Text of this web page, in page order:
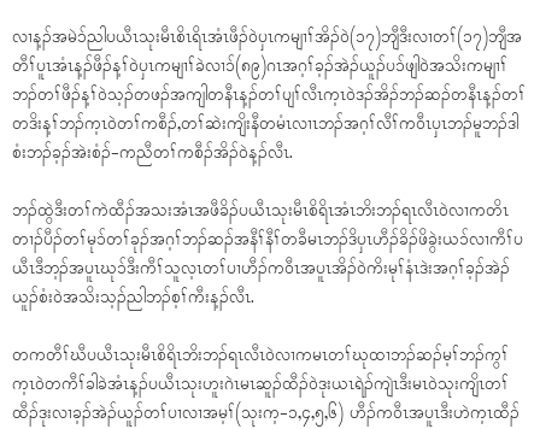
လၢန့ၣ်အမဲၥ်ညါပယီၤသုးမီၤစိၤရိၤအံၤဖီၣ်ဝဲပှၤကမျၢၢ်အိၣ်ဝဲ(၁၇)ဘျီဒီးလၢတၢ်(၁၇)ဘျီအ
တီၢ်ပူၤအံၤန့ၣ်ဖီၣ်န့ၢ်ဝဲပှၤကမျၢၢ်ခဲလၢၥ်(၈၉)ဂၤအဂ့ၢ်ခ့ၣ်အဲၣ်ယူၣ်ပၥ်ဖျါဝဲအသိးကမျၢၢ်
ဘၣ်တၢ်ဖီၣ်န့ၢ်ဝဲသ့ၣ်တဖၣ်အကျါတနီၤန့ၣ်တၢ်ပျၢ်လီၤက့ၤဝဲဒၣ်အိၣ်ဘၣ်ဆၣ်တနီၤန့ၣ်တၢ်
တဒိးန့ၢ်ဘၣ်က့ၤဝဲတၢ်ကစီၣ်,တၢ်ဆဲးကျိးနီတမံၤလၢၤဘၣ်အဂ့ၢ်လီၢ်ကဝီၤပှၤဘၣ်မူဘၣ်ဒါ
စံးဘၣ်ခ့ၣ်အဲးစံၣ်-ကညီတၢ်ကစီၣ်အိၣ်ဝဲန့ၣ်လီၤ.
ဘၣ်ထွဲဒီးတၢ်ကဲထီၣ်အသးအံၤအဖီခိၣ်ပယီၤသုးမီၤစိရိၤအံၤဘိးဘၣ်ရၤလီၤဝဲလၢကတိၤ
တၢၣ်ပီၣ်တၢ်မုၥ်တၢ်ခုၣ်အဂ့ၢ်ဘၣ်ဆၣ်အနီၢ်နီၢ်တခီမၤဘၣ်ဒိပှၤဟီၣ်ခိၣ်ဖိခွဲးယၥ်လၢကီၢ်ပ
ယီၤဒီဘ့ၣ်အပူၤဃုၥ်ဒီးကီၢ်သူလ့ၤတၢ်ပၢဟီၣ်ကဝီၤအပူၤအိၣ်ဝဲကိးမုၢ်နံၤဒဲးအဂ့ၢ်ခ့ၣ်အဲၣ်
ယူၣ်စံးဝဲအသိးသ့ၣ်ညါဘၣ်စ့ၢ်ကီးန့ၣ်လီၤ.
တကတီၢ်ဃီပယီၤသုးမီၤစိရိၤဘိးဘၣ်ရၤလီၤဝဲလၢကမၤတၢ်ဃုထၢဘၣ်ဆၣ်မ့ၢ်ဘၣ်ကွၢ်
က့ၤဝဲတကီၢ်ခါခဲအံၤန့ၣ်ပယီၤသုးဟူးဂဲၤမၤဆူၣ်ထီၣ်ဝဲဒုးယၤရဲၣ်ကျဲၤဒီးမၤဝဲသုးကျိၤတၢ်
ထီၣ်ဒုးလၢခ့ၣ်အဲၣ်ယူၣ်တၢ်ပၢလၢအမ့ၢ်(သုးက့-၁,၄,၅,၆) ဟီၣ်ကဝီၤအပူၤဒီးဟဲက့ၤထီၣ်